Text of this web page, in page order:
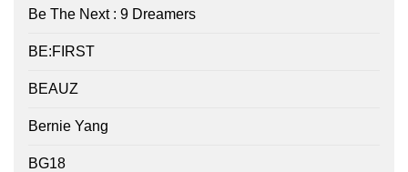
Be The Next : 9 Dreamers
BE:FIRST
BEAUZ
Bernie Yang
BG18